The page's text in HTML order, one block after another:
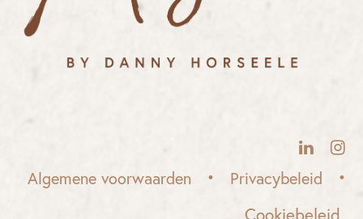
Algemene voorwaarden • ​ Privacybeleid •